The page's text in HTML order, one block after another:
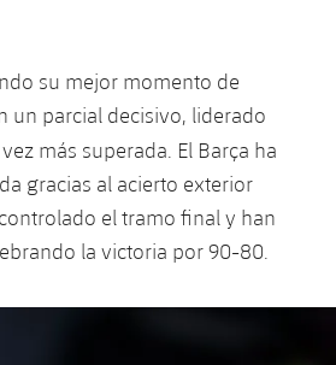
su mejor momento de
un parcial decisivo, liderado
más superada. El Barça ha
gracias al acierto exterior
el tramo final y han
la victoria por 90-80.